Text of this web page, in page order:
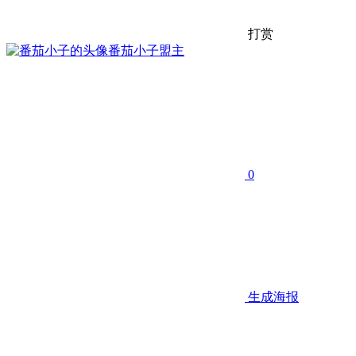
打赏
番茄小子盟主
0
生成海报